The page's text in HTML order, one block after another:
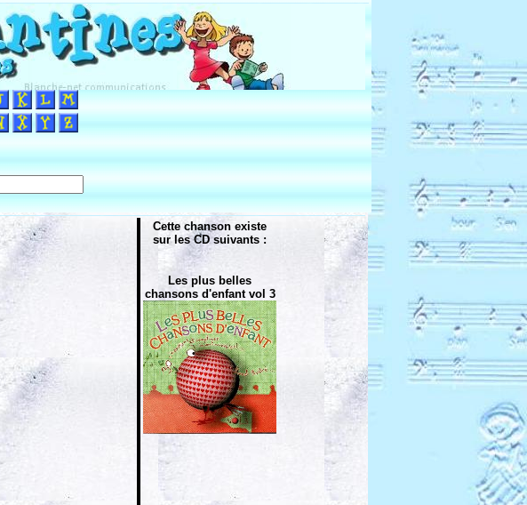
Cette chanson existe
sur les CD suivants :
Les plus belles
chansons d'enfant vol 3